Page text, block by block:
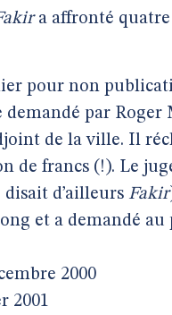
a affronté quatre
pour non
demandé par Roger
de la ville. Il
de francs (!). Le
d’ailleurs Fakir
et a demandé au
2000
2001